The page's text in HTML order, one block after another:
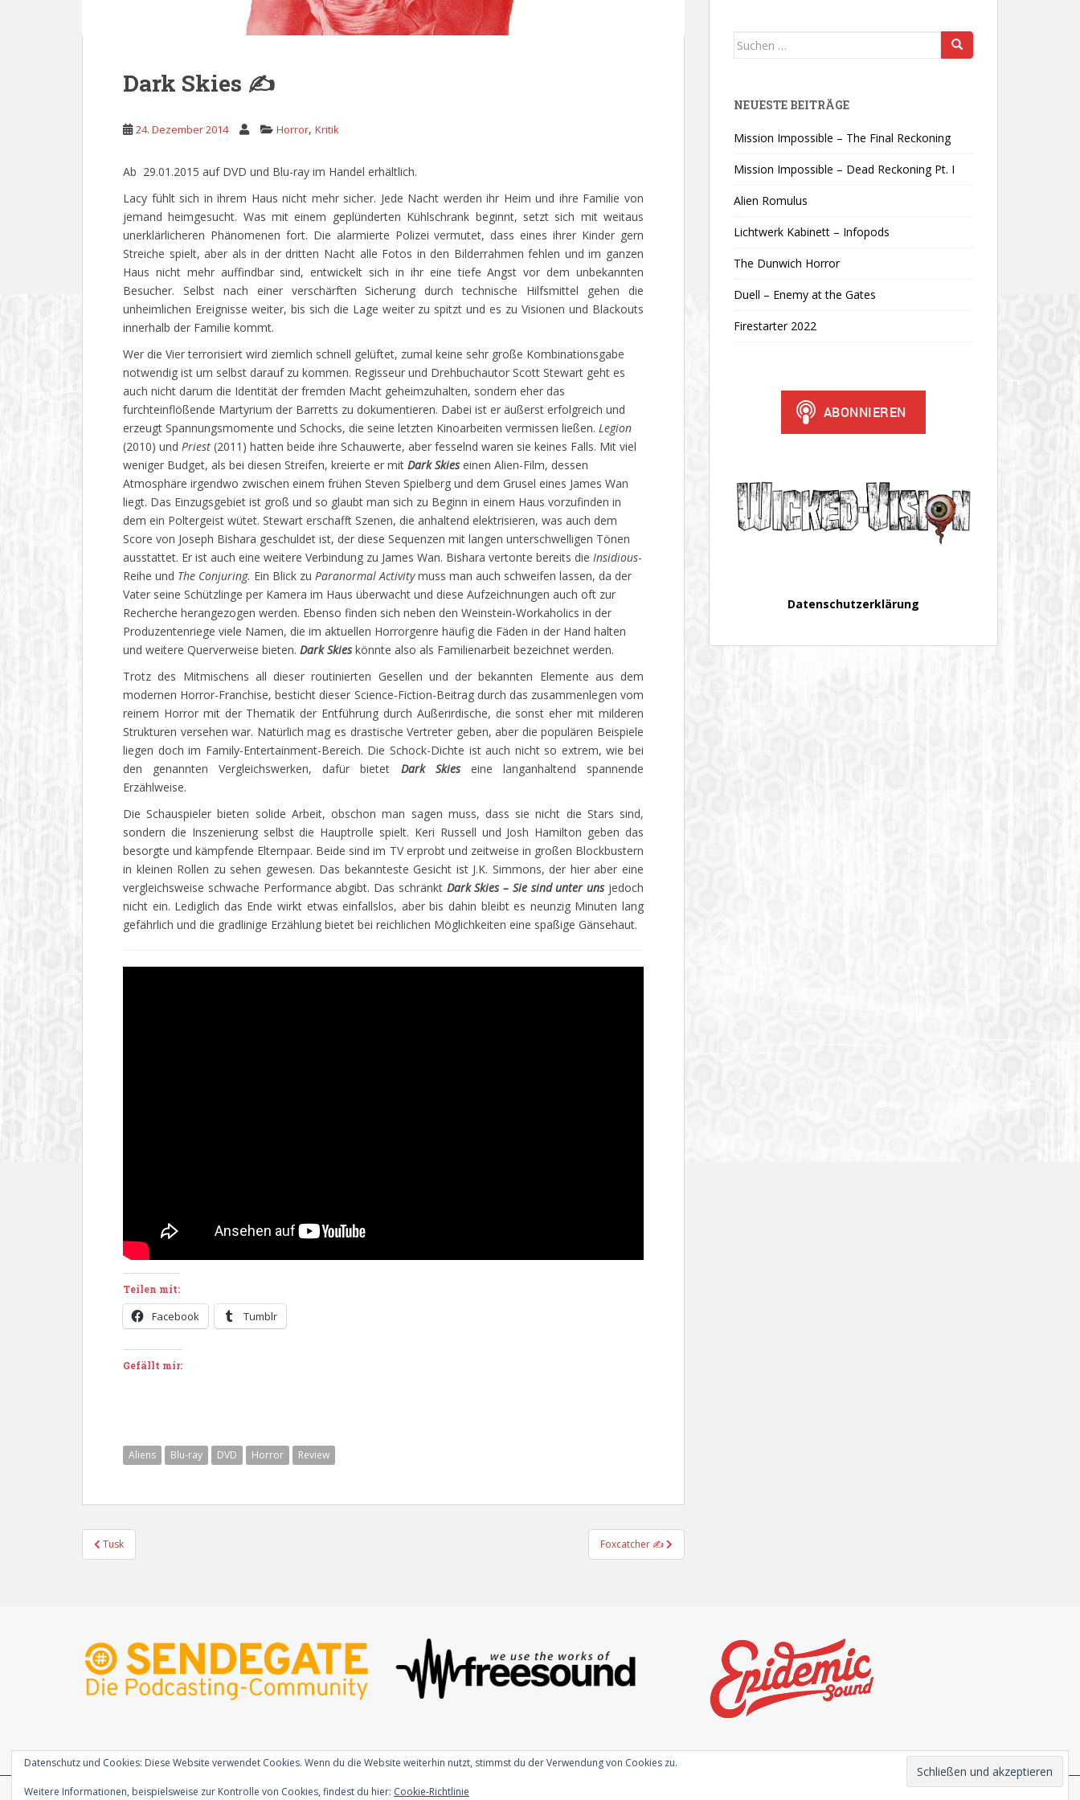
Dark Skies ✍
24. Dezember 2014 Horror, Kritik
Ab 29.01.2015 auf DVD und Blu-ray im Handel erhältlich.
Lacy fühlt sich in ihrem Haus nicht mehr sicher. Jede Nacht werden ihr Heim und ihre Familie von
jemand heimgesucht. Was mit einem geplünderten Kühlschrank beginnt, setzt sich mit weitaus
unerklärlicheren Phänomenen fort. Die alarmierte Polizei vermutet, dass eines ihrer Kinder gern
Streiche spielt, aber als in der dritten Nacht alle Fotos in den Bilderrahmen fehlen und im ganzen
Haus nicht mehr auffindbar sind, entwickelt sich in ihr eine tiefe Angst vor dem unbekannten
Besucher. Selbst nach einer verschärften Sicherung durch technische Hilfsmittel gehen die
unheimlichen Ereignisse weiter, bis sich die Lage weiter zu spitzt und es zu Visionen und Blackouts
innerhalb der Familie kommt.
Wer die Vier terrorisiert wird ziemlich schnell gelüftet, zumal keine sehr große Kombinationsgabe
notwendig ist um selbst darauf zu kommen. Regisseur und Drehbuchautor Scott Stewart geht es
auch nicht darum die Identität der fremden Macht geheimzuhalten, sondern eher das
furchteinflößende Martyrium der Barretts zu dokumentieren. Dabei ist er äußerst erfolgreich und
erzeugt Spannungsmomente und Schocks, die seine letzten Kinoarbeiten vermissen ließen. Legion
(2010) und Priest (2011) hatten beide ihre Schauwerte, aber fesselnd waren sie keines Falls. Mit viel
weniger Budget, als bei diesen Streifen, kreierte er mit Dark Skies einen Alien-Film, dessen
Atmosphäre irgendwo zwischen einem frühen Steven Spielberg und dem Grusel eines James Wan
liegt. Das Einzugsgebiet ist groß und so glaubt man sich zu Beginn in einem Haus vorzufinden in
dem ein Poltergeist wütet. Stewart erschafft Szenen, die anhaltend elektrisieren, was auch dem
Score von Joseph Bishara geschuldet ist, der diese Sequenzen mit langen unterschwelligen Tönen
ausstattet. Er ist auch eine weitere Verbindung zu James Wan. Bishara vertonte bereits die Insidious-
Reihe und The Conjuring. Ein Blick zu Paranormal Activitymuss man auch schweifen lassen, da der
Vater seine Schützlinge per Kamera im Haus überwacht und diese Aufzeichnungen auch oft zur
Recherche herangezogen werden. Ebenso finden sich neben den Weinstein-Workaholics in der
Produzentenriege viele Namen, die im aktuellen Horrorgenre häufig die Fäden in der Hand halten
und weitere Querverweise bieten. Dark Skieskönnte also als Familienarbeit bezeichnet werden.
Trotz des Mitmischens all dieser routinierten Gesellen und der bekannten Elemente aus dem
modernen Horror-Franchise, besticht dieser Science-Fiction-Beitrag durch das zusammenlegen vom
reinem Horror mit der Thematik der Entführung durch Außerirdische, die sonst eher mit milderen
Strukturen versehen war. Natürlich mag es drastische Vertreter geben, aber die populären Beispiele
liegen doch im Family-Entertainment-Bereich. Die Schock-Dichte ist auch nicht so extrem, wie bei
den genannten Vergleichswerken, dafür bietet Dark Skieseine langanhaltend spannende
Erzählweise.
Die Schauspieler bieten solide Arbeit, obschon man sagen muss, dass sie nicht die Stars sind,
sondern die Inszenierung selbst die Hauptrolle spielt. Keri Russell und Josh Hamilton geben das
besorgte und kämpfende Elternpaar. Beide sind im TV erprobt und zeitweise in großen Blockbustern
in kleinen Rollen zu sehen gewesen. Das bekannteste Gesicht ist J.K. Simmons, der hier aber eine
vergleichsweise schwache Performance abgibt. Das schränktDark Skies – Sie sind unter unsjedoch
nicht ein. Lediglich das Ende wirkt etwas einfallslos, aber bis dahin bleibt es neunzig Minuten lang
gefährlich und die gradlinige Erzählung bietet bei reichlichen Möglichkeiten eine spaßige Gänsehaut.
Teilen mit:
Facebook Tumblr
Gefällt mir:
Aliens Blu-ray DVD Horror Review
Beitragsnavigation
Tusk Foxcatcher ✍
Suchen
NEUESTE BEITRÄGE
Mission Impossible – The Final Reckoning
Mission Impossible – Dead Reckoning Pt. I
Alien Romulus
Lichtwerk Kabinett – Infopods
The Dunwich Horror
Duell – Enemy at the Gates
Firestarter 2022
Datenschutzerklärung
Datenschutz und Cookies: Diese Website verwendet Cookies. Wenn du die Website weiterhin nutzt, stimmst du der Verwendung von Cookies zu.
Weitere Informationen, beispielsweise zur Kontrolle von Cookies, findest du hier: Cookie-Richtlinie